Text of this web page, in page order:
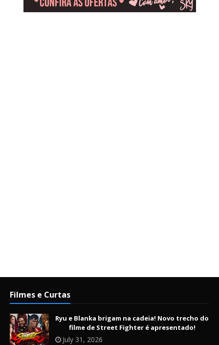
Filmes e Curtas
Ryu e Blanka brigam na cadeia! Novo trecho do
filme de Street Fighter é apresentado!
July 31, 2026